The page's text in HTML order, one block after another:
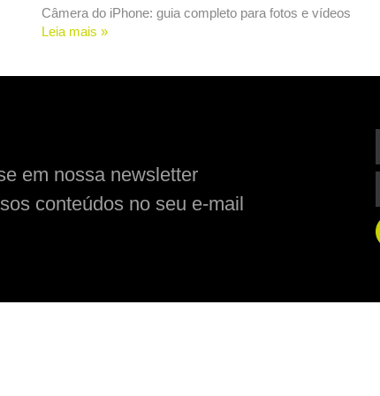
Câmera do iPhone: guia completo para fotos e vídeos
Leia mais »
em nossa newsletter
conteúdos no seu e-mail